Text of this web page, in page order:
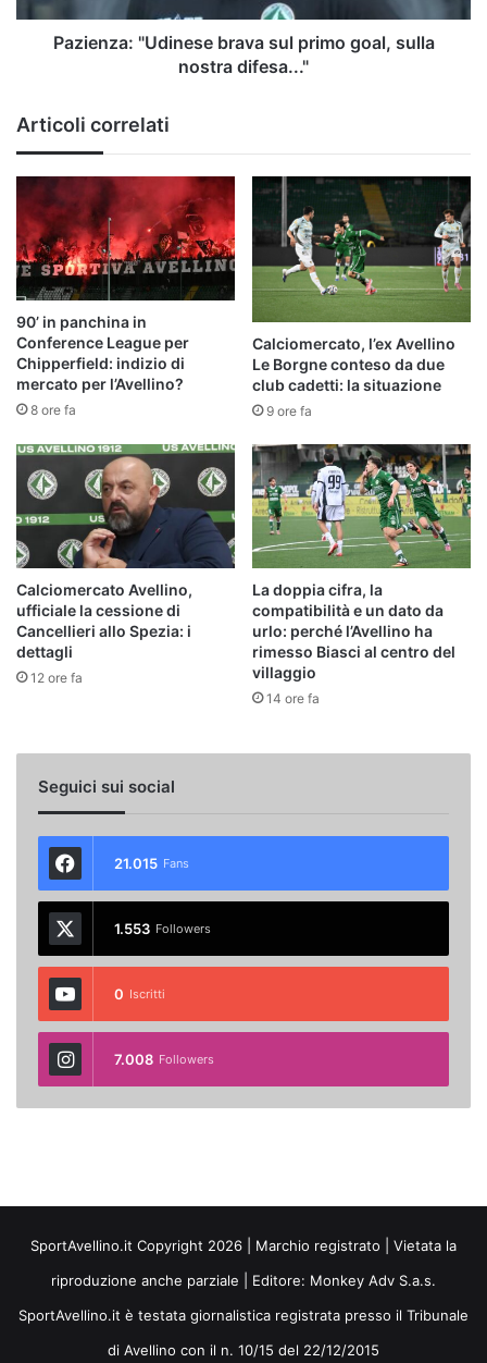
difesa..."
Pazienza: "Udinese brava sul primo goal, sulla
nostra difesa..."
Articoli correlati
90’ in panchina in
Conference League per
Chipperfield: indizio di
mercato per l’Avellino?
8 ore fa
Calciomercato, l’ex Avellino
Le Borgne conteso da due
club cadetti: la situazione
9 ore fa
Calciomercato Avellino,
ufficiale la cessione di
Cancellieri allo Spezia: i
dettagli
12 ore fa
La doppia cifra, la
compatibilità e un dato da
urlo: perché l’Avellino ha
rimesso Biasci al centro del
villaggio
14 ore fa
Seguici sui social
21.015 Fans
1.553 Followers
0 Iscritti
7.008 Followers
SportAvellino.it Copyright 2026 | Marchio registrato | Vietata la
riproduzione anche parziale | Editore: Monkey Adv S.a.s.
SportAvellino.it è testata giornalistica registrata presso il Tribunale
di Avellino con il n. 10/15 del 22/12/2015